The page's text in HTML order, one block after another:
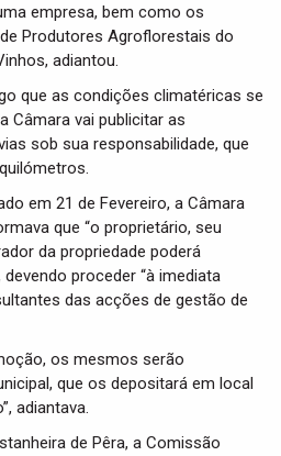
empresa, bem como os
Produtores Agroflorestais do
adiantou.
que as condições climatéricas se
Câmara vai publicitar as
sob sua responsabilidade, que
em 21 de Fevereiro, a Câmara
que “o proprietário, seu
da propriedade poderá
proceder “à imediata
das acções de gestão de
os mesmos serão
que os depositará em local
adiantava.
de Pêra, a Comissão